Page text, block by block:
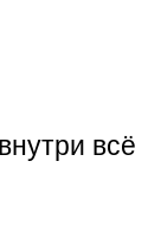
всё